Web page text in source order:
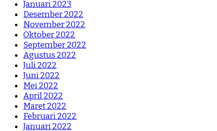
Januari 2023
Desember 2022
November 2022
Oktober 2022
September 2022
Agustus 2022
Juli 2022
Juni 2022
Mei 2022
April 2022
Maret 2022
Februari 2022
Januari 2022